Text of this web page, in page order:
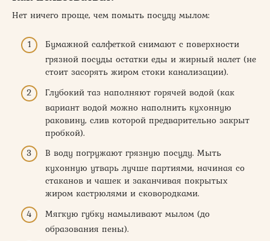
Нет ничего проще, чем помыть посуду мылом:
Бумажной салфеткой снимают с поверхности
грязной посуды остатки еды и жирный налет (не
стоит засорять жиром стоки канализации).
Глубокий таз наполняют горячей водой (как
вариант водой можно наполнить кухонную
раковину, слив которой предварительно закрыт
пробкой).
В воду погружают грязную посуду. Мыть
кухонную утварь лучше партиями, начиная со
стаканов и чашек и заканчивая покрытых
жиром кастрюлями и сковородками.
Мягкую губку намыливают мылом (до
образования пены).